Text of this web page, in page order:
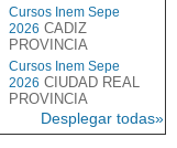
Cursos Inem Sepe
2026 CADIZ
PROVINCIA
Cursos Inem Sepe
2026 CIUDAD REAL
PROVINCIA
Desplegar todas»